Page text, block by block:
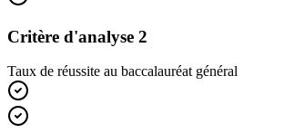
Critère d'analyse 2
Taux de réussite au baccalauréat général